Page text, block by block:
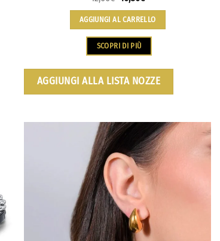
AGGIUNGI AL CARRELLO
SCOPRI DI PIÙ
AGGIUNGI ALLA LISTA NOZZE